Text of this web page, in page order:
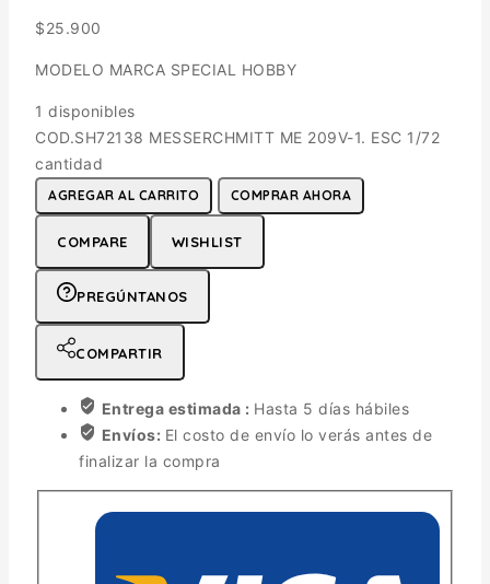
$25.900
MODELO MARCA SPECIAL HOBBY
1 disponibles
COD.SH72138 MESSERCHMITT ME 209V-1. ESC 1/72
cantidad
AGREGAR AL CARRITO COMPRAR AHORA
COMPARE WISHLIST
PREGÚNTANOS
COMPARTIR
Entrega estimada : Hasta 5 días hábiles
Envíos: El costo de envío lo verás antes de
finalizar la compra